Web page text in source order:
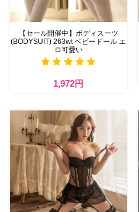
【セール開催中】ボディスーツ
(BODYSUIT) 263wt ベビードール エ
ロ可愛い
1,972円